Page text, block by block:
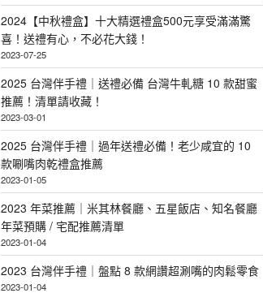
2024【中秋禮盒】十大精選禮盒500元享受滿滿驚
喜！送禮有心，不必花大錢！
2023-07-25
2025 台灣伴手禮｜送禮必備 台灣牛軋糖 10 款甜蜜
推薦！清單請收藏！
2023-03-01
2025 台灣伴手禮｜過年送禮必備！老少咸宜的 10
款唰嘴肉乾禮盒推薦
2023-01-05
2023 年菜推薦｜米其林餐廳、五星飯店、知名餐廳
年菜預購 / 宅配推薦清單
2023-01-04
2023 台灣伴手禮｜盤點 8 款網讚超涮嘴的肉鬆零食
2023-01-04